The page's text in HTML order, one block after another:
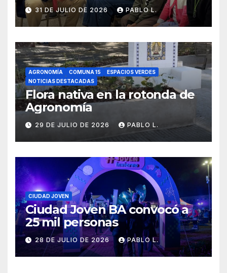
31 DE JULIO DE 2026 PABLO L.
AGRONOMÍA COMUNA 15
ESPACIOS VERDES
NOTICIAS DESTACADAS
Flora nativa en la rotonda de
Agronomía
29 DE JULIO DE 2026 PABLO L.
CIUDAD JOVEN
Ciudad Joven BA convocó a
25 mil personas
28 DE JULIO DE 2026 PABLO L.